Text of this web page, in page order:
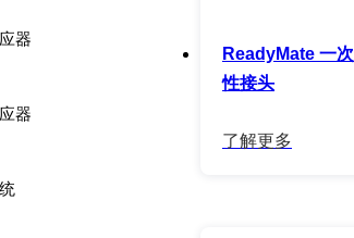
器
器
ReadyMate 一次
性接头